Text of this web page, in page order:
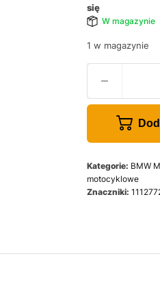
się
W magazynie
1 w magazynie
Kategorie: BMW
motocyklowe
Znaczniki: